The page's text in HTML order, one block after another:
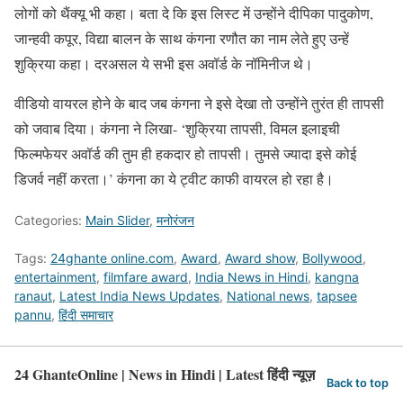
लोगों को थैंक्यू भी कहा। बता दे कि इस लिस्ट में उन्होंने दीपिका पादुकोण,
जान्हवी कपूर, विद्या बालन के साथ कंगना रणौत का नाम लेते हुए उन्हें
शुक्रिया कहा। दरअसल ये सभी इस अवॉर्ड के नॉमिनीज थे।
वीडियो वायरल होने के बाद जब कंगना ने इसे देखा तो उन्होंने तुरंत ही तापसी
को जवाब दिया। कंगना ने लिखा- ‘शुक्रिया तापसी, विमल इलाइची
फिल्मफेयर अवॉर्ड की तुम ही हकदार हो तापसी। तुमसे ज्यादा इसे कोई
डिजर्व नहीं करता।’ कंगना का ये ट्वीट काफी वायरल हो रहा है।
Categories: Main Slider, मनोरंजन
Tags: 24ghante online.com, Award, Award show, Bollywood,
entertainment, filmfare award, India News in Hindi, kangna
ranaut, Latest India News Updates, National news, tapsee
pannu, हिंदी समाचार
24 GhanteOnline | News in Hindi | Latest हिंदी न्यूज़ Back to top